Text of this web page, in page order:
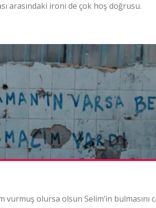
arasındaki ironi de çok hoş doğrusu.
vurmuş olursa olsun Selim’in bulmasını